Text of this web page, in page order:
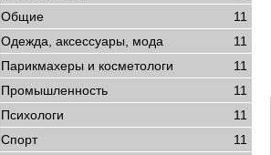
Общие
11
Одежда, аксессуары, мода
11
Парикмахеры и косметологи
11
Промышленность
11
Психологи
11
Спорт
11